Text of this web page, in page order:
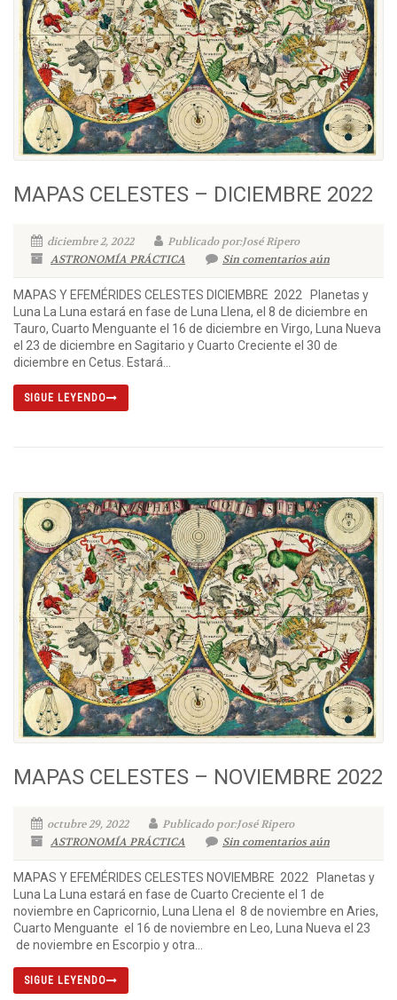
MAPAS CELESTES – DICIEMBRE 2022
diciembre 2, 2022
Publicado por:José Ripero
ASTRONOMÍA PRÁCTICA
Sin comentarios aún
MAPAS Y EFEMÉRIDES CELESTES DICIEMBRE 2022 Planetas y
Luna La Luna estará en fase de Luna Llena, el 8 de diciembre en
Tauro, Cuarto Menguante el 16 de diciembre en Virgo, Luna Nueva
el 23 de diciembre en Sagitario y Cuarto Creciente el 30 de
diciembre en Cetus. Estará...
SIGUE LEYENDO
MAPAS CELESTES – NOVIEMBRE 2022
octubre 29, 2022
Publicado por:José Ripero
ASTRONOMÍA PRÁCTICA
Sin comentarios aún
MAPAS Y EFEMÉRIDES CELESTES NOVIEMBRE 2022 Planetas y
Luna La Luna estará en fase de Cuarto Creciente el 1 de
noviembre en Capricornio, Luna Llena el 8 de noviembre en Aries,
Cuarto Menguante el 16 de noviembre en Leo, Luna Nueva el 23
de noviembre en Escorpio y otra...
SIGUE LEYENDO